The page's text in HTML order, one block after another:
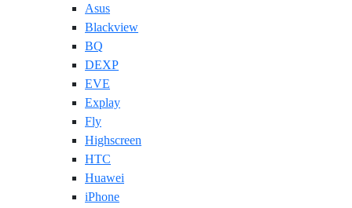
Asus
Blackview
BQ
DEXP
EVE
Explay
Fly
Highscreen
HTC
Huawei
iPhone